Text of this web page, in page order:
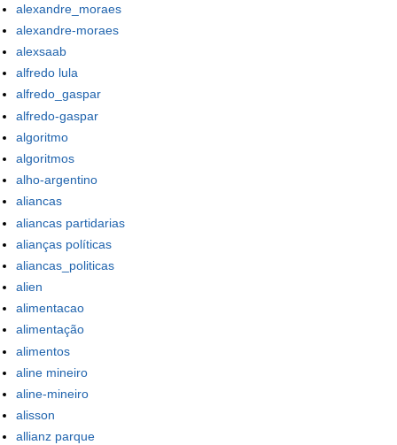
alexandre_moraes
alexandre-moraes
alexsaab
alfredo lula
alfredo_gaspar
alfredo-gaspar
algoritmo
algoritmos
alho-argentino
aliancas
aliancas partidarias
alianças políticas
aliancas_politicas
alien
alimentacao
alimentação
alimentos
aline mineiro
aline-mineiro
alisson
allianz parque